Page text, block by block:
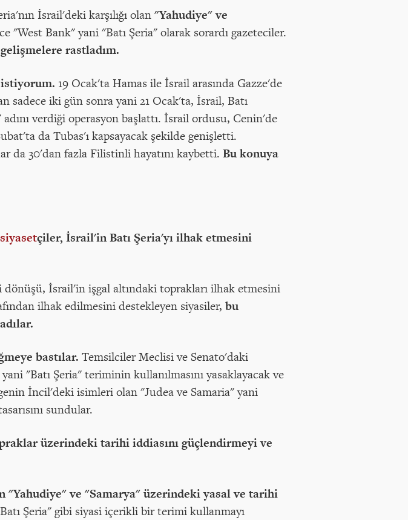
İsrail'deki karşılığı olan"Yahudiye" ve
"West Bank" yani "Batı Şeria" olarak sorardı gazeteciler.
rastladım.
19 Ocak'ta Hamas ile İsrail arasında Gazze'de
sadece iki gün sonra yani 21 Ocak'ta, İsrail, Batı
verdiği operasyon başlattı. İsrail ordusu, Cenin'de
da Tubas'ı kapsayacak şekilde genişletti.
da 30'dan fazla Filistinli hayatını kaybetti. Bu konuya
siyasetçiler, İsrail'in Batı Şeria'yı ilhak etmesini
dönüşü, İsrail'in işgal altındaki toprakları ilhak etmesini
ilhak edilmesini destekleyen siyasiler, bu
bastılar. Temsilciler Meclisi ve Senato'daki
"Batı Şeria" teriminin kullanılmasını yasaklayacak ve
İncil'deki isimleri olan "Judea ve Samaria" yani
sundular.
üzerindeki tarihi iddiasını güçlendirmeyi ve
"Yahudiye" ve "Samarya" üzerindeki yasal ve tarihi
Şeria" gibi siyasi içerikli bir terimi kullanmayı